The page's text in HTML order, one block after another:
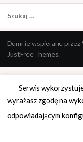
Dumnie wspierane przez
JustFreeThemes.
Serwis
wyrażasz zgodę na
odpowiadającym